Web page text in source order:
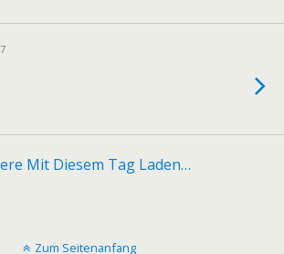
Mit Diesem Tag Laden…
Zum Seitenanfang